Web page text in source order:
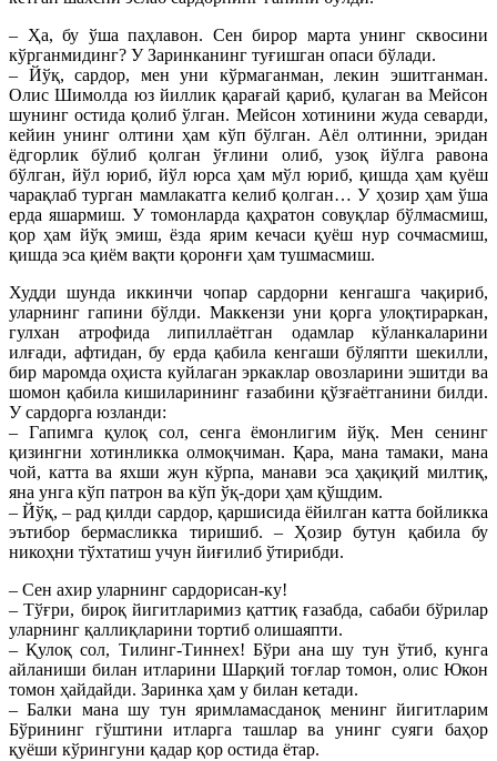
– Ҳа, бу ўша паҳлавон. Сен бирор марта унинг сквосини
кўрганмидинг? У Заринканинг туғишган опаси бўлади.
– Йўқ, сардор, мен уни кўрмаганман, лекин эшитганман.
Олис Шимолда юз йиллик қарағай қариб, қулаган ва Мейсон
шунинг остида қолиб ўлган. Мейсон хотинини жуда севарди,
кейин унинг олтини ҳам кўп бўлган. Аёл олтинни, эридан
ёдгорлик бўлиб қолган ўғлини олиб, узоқ йўлга равона
бўлган, йўл юриб, йўл юрса ҳам мўл юриб, қишда ҳам қуёш
чарақлаб турган мамлакатга келиб қолган… У ҳозир ҳам ўша
ерда яшармиш. У томонларда қаҳратон совуқлар бўлмасмиш,
қор ҳам йўқ эмиш, ёзда ярим кечаси қуёш нур сочмасмиш,
қишда эса қиём вақти қоронғи ҳам тушмасмиш.
Худди шунда иккинчи чопар сардорни кенгашга чақириб,
уларнинг гапини бўлди. Маккензи уни қорга улоқтираркан,
гулхан атрофида липиллаётган одамлар кўланкаларини
илғади, афтидан, бу ерда қабила кенгаши бўляпти шекилли,
бир маромда оҳиста куйлаган эркаклар овозларини эшитди ва
шомон қабила кишиларининг ғазабини қўзғаётганини билди.
У сардорга юзланди:
– Гапимга қулоқ сол, сенга ёмонлигим йўқ. Мен сенинг
қизингни хотинликка олмоқчиман. Қара, мана тамаки, мана
чой, катта ва яхши жун кўрпа, манави эса ҳақиқий милтиқ,
яна унга кўп патрон ва кўп ўқ-дори ҳам қўшдим.
– Йўқ, – рад қилди сардор, қаршисида ёйилган катта бойликка
эътибор бермасликка тиришиб. – Ҳозир бутун қабила бу
никоҳни тўхтатиш учун йиғилиб ўтирибди.
– Сен ахир уларнинг сардорисан-ку!
– Тўғри, бироқ йигитларимиз қаттиқ ғазабда, сабаби бўрилар
уларнинг қаллиқларини тортиб олишаяпти.
– Қулоқ сол, Тилинг-Тиннех! Бўри ана шу тун ўтиб, кунга
айланиши билан итларини Шарқий тоғлар томон, олис Юкон
томон ҳайдайди. Заринка ҳам у билан кетади.
– Балки мана шу тун яримламасданоқ менинг йигитларим
Бўрининг гўштини итларга ташлар ва унинг суяги баҳор
қуёши кўрингуни қадар қор остида ётар.